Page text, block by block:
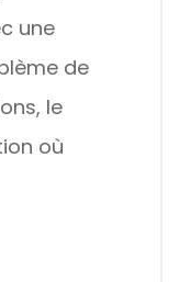
une
de
le
où